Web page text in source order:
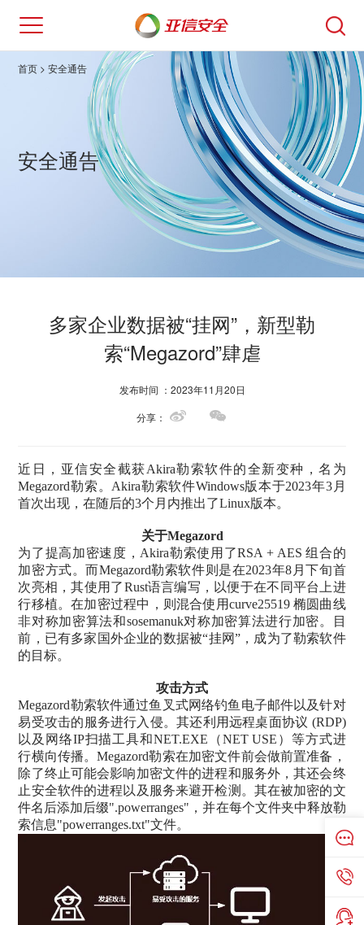
首页 > 安全通告
安全通告
多家企业数据被“挂网”，新型勒
索“Megazord”肆虐
发布时间 ：2023年11月20日
分享：
近日，亚信安全截获Akira勒索软件的全新变种，名为
Megazord勒索。Akira勒索软件Windows版本于2023年3月
首次出现，在随后的3个月内推出了Linux版本。
关于Megazord
为了提高加密速度，Akira勒索使用了RSA + AES 组合的
加密方式。而Megazord勒索软件则是在2023年8月下旬首
次亮相，其使用了Rust语言编写，以便于在不同平台上进
行移植。在加密过程中，则混合使用curve25519 椭圆曲线
非对称加密算法和sosemanuk对称加密算法进行加密。目
前，已有多家国外企业的数据被“挂网”，成为了勒索软件
的目标。
攻击方式
Megazord勒索软件通过鱼叉式网络钓鱼电子邮件以及针对
易受攻击的服务进行入侵。其还利用远程桌面协议 (RDP)
以及网络IP扫描工具和NET.EXE（NET USE）等方式进
行横向传播。Megazord勒索在加密文件前会做前置准备，
除了终止可能会影响加密文件的进程和服务外，其还会终
止安全软件的进程以及服务来避开检测。其在被加密的文
件名后添加后缀".powerranges"，并在每个文件夹中释放勒
索信息"powerranges.txt"文件。